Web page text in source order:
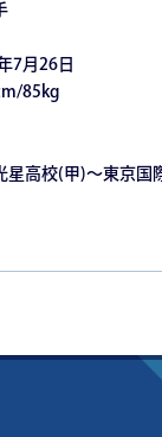
7月26日
85kg
高校(甲)～東京国